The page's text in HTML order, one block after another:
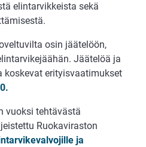
elintarvikkeista sekä
osin jäätelöön,
Jäätelöä ja
koskevat erityisvaatimukset
vuoksi tehtävästä
Ruokaviraston
ja